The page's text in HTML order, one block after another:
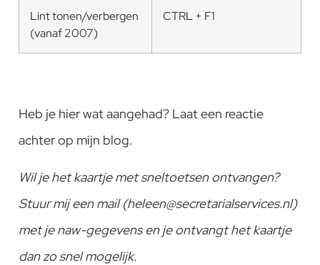
Lint tonen/verbergen
(vanaf 2007)
CTRL + F1
Heb je hier wat aangehad? Laat een reactie
achter op mijn blog.
Wil je het kaartje met sneltoetsen ontvangen?
Stuur mij een mail (heleen@secretarialservices.nl)
met je naw-gegevens en je ontvangt het kaartje
dan zo snel mogelijk.